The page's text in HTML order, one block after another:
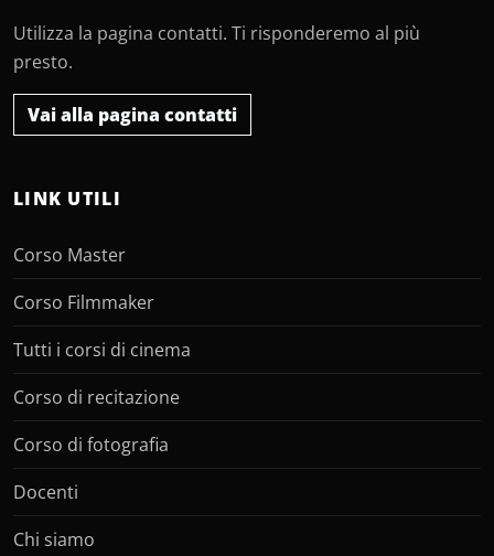
Utilizza la pagina contatti. Ti risponderemo al più
presto.
Vai alla pagina contatti
LINK UTILI
Corso Master
Corso Filmmaker
Tutti i corsi di cinema
Corso di recitazione
Corso di fotografia
Docenti
Chi siamo